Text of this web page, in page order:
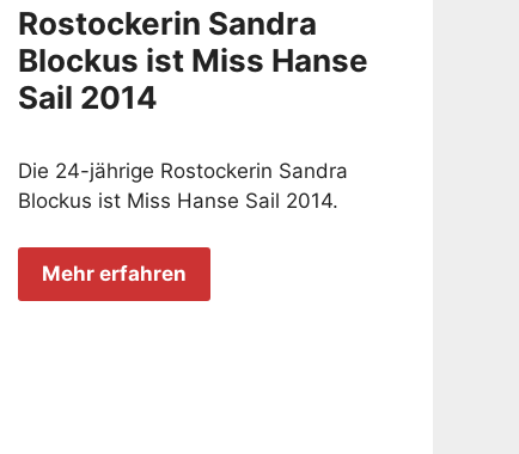
Rostockerin Sandra
Blockus ist Miss Hanse
Sail 2014
Die 24-jährige Rostockerin Sandra
Blockus ist Miss Hanse Sail 2014.
Mehr erfahren